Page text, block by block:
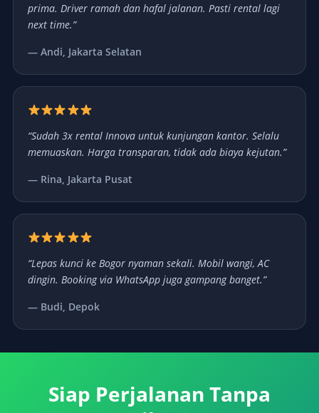
prima. Driver ramah dan hafal jalanan. Pasti rental lagi
next time.”
— Andi, Jakarta Selatan
“Sudah 3x rental Innova untuk kunjungan kantor. Selalu
memuaskan. Harga transparan, tidak ada biaya kejutan.”
— Rina, Jakarta Pusat
“Lepas kunci ke Bogor nyaman sekali. Mobil wangi, AC
dingin. Booking via WhatsApp juga gampang banget.”
— Budi, Depok
Siap Perjalanan Tanpa